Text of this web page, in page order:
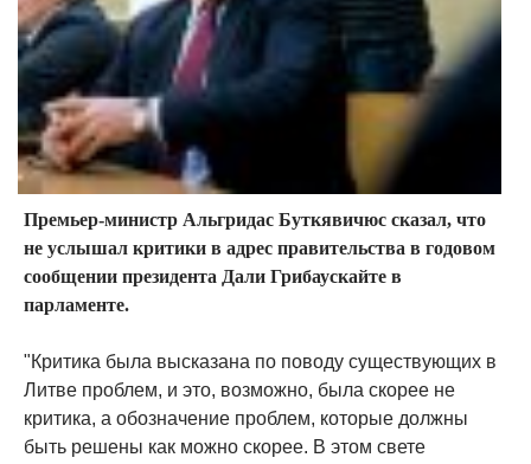
Премьер-министр Альгридас Буткявичюс сказал, что
не услышал критики в адрес правительства в годовом
сообщении президента Дали Грибаускайте в
парламенте.
"Критика была высказана по поводу существующих в
Литве проблем, и это, возможно, была скорее не
критика, а обозначение проблем, которые должны
быть решены как можно скорее. В этом свете